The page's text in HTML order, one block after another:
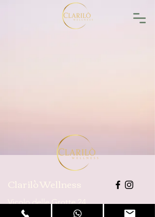
Clarilò Wellness
Vicolo delle Grotte 24